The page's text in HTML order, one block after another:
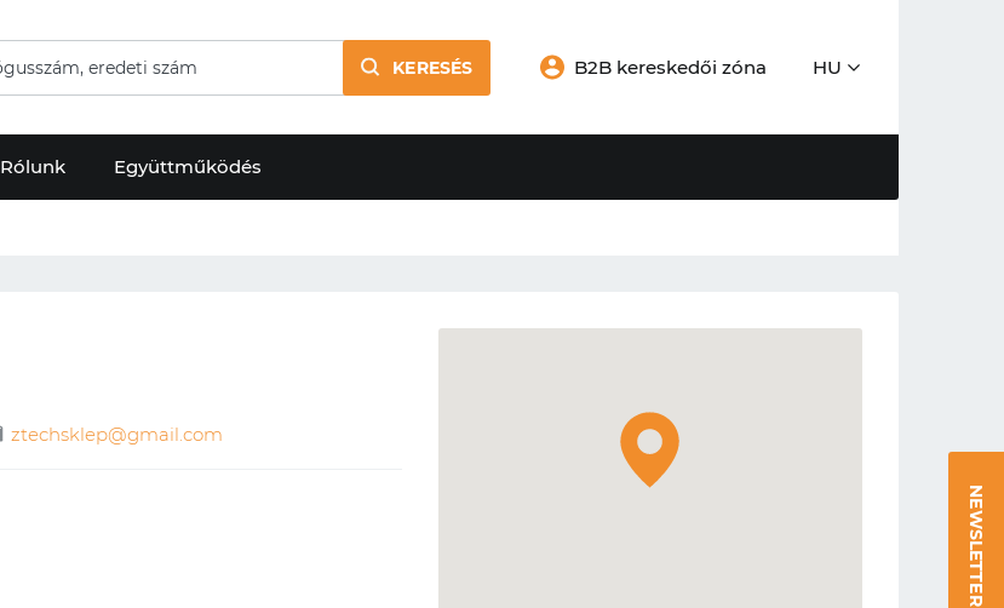
KERESÉS B2B kereskedői zóna HU
Rólunk Együttműködés
ztechsklep@gmail.com
NEWSLETTER